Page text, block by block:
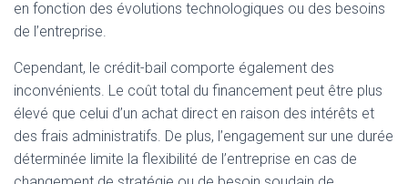
en fonction des évolutions technologiques ou des besoins
de l’entreprise.
Cependant, le crédit-bail comporte également des
inconvénients. Le coût total du financement peut être plus
élevé que celui d’un achat direct en raison des intérêts et
des frais administratifs. De plus, l’engagement sur une durée
déterminée limite la flexibilité de l’entreprise en cas de